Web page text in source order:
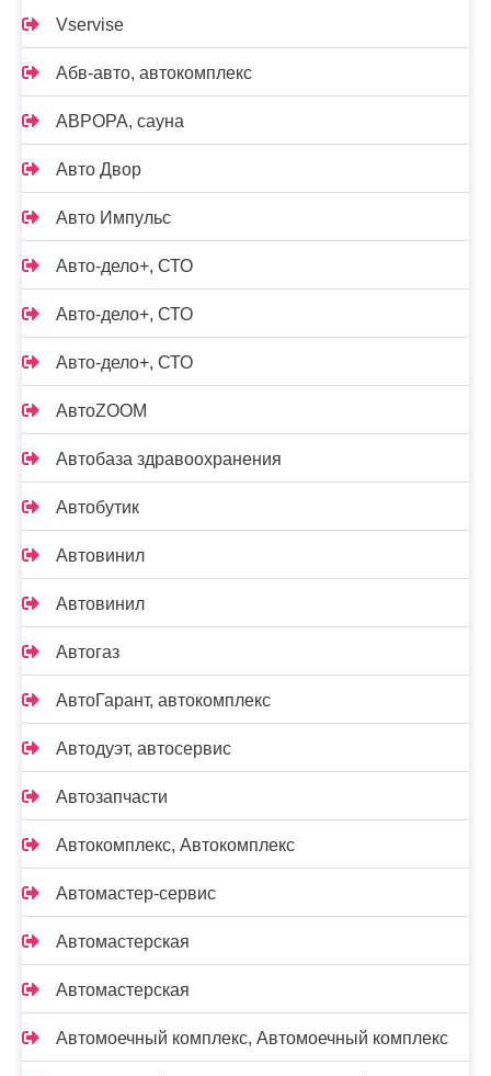
Vservise
Абв-авто, автокомплекс
АВРОРА, сауна
Авто Двор
Авто Импульс
Авто-дело+, СТО
Авто-дело+, СТО
Авто-дело+, СТО
АвтоZOOM
Автобаза здравоохранения
Автобутик
Автовинил
Автовинил
Автогаз
АвтоГарант, автокомплекс
Автодуэт, автосервис
Автозапчасти
Автокомплекс, Автокомплекс
Автомастер-сервис
Автомастерская
Автомастерская
Автомоечный комплекс, Автомоечный комплекс